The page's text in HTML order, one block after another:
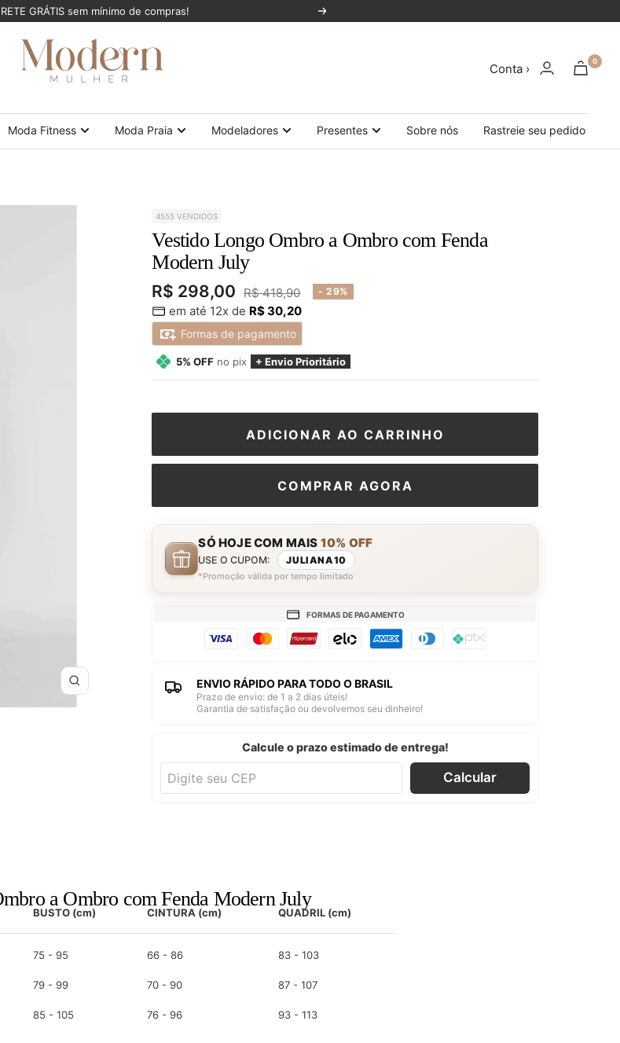
GRÁTIS sem mínimo de compras! Próxima
ModernMulher
Conta ›
0
Moda Fitness Moda Praia Modeladores Presentes Sobre nós Rastreie seu pedido
Zoom
4555 VENDIDOS
Vestido Longo Ombro a Ombro com Fenda
Modern July
Preço
promocional
R$ 298,00 Preço
normal
R$ 418,90 - 29%
em até 12x de R$ 30,20
Formas de pagamento
5% OFF no pix + Envio Prioritário
ADICIONAR AO CARRINHO
COMPRAR AGORA
SÓ HOJE COM MAIS 10% OFF
USE O CUPOM: JULIANA10
*Promoção válida por tempo limitado
FORMAS DE PAGAMENTO
ENVIO RÁPIDO PARA TODO O BRASIL
Prazo de envio: de 1 a 2 dias úteis!
Garantia de satisfação ou devolvemos seu dinheiro!
Calcule o prazo estimado de entrega!
Calcular
a Ombro com Fenda Modern July
BUSTO (cm) CINTURA (cm) QUADRIL (cm)
75 - 95 66 - 86 83 - 103
79 - 99 70 - 90 87 - 107
85 - 105 76 - 96 93 - 113